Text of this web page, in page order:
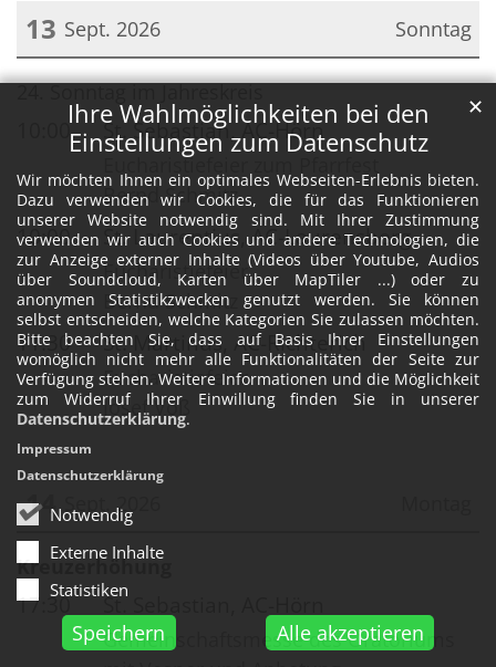
Ihre Wahlmöglichkeiten bei den
Einstellungen zum Datenschutz
Wir möchten Ihnen ein optimales Webseiten-Erlebnis bieten.
Dazu verwenden wir Cookies, die für das Funktionieren
unserer Website notwendig sind. Mit Ihrer Zustimmung
verwenden wir auch Cookies und andere Technologien, die
zur Anzeige externer Inhalte (Videos über Youtube, Audios
über Soundcloud, Karten über MapTiler ...) oder zu
anonymen Statistikzwecken genutzt werden. Sie können
selbst entscheiden, welche Kategorien Sie zulassen möchten.
Bitte beachten Sie, dass auf Basis Ihrer Einstellungen
womöglich nicht mehr alle Funktionalitäten der Seite zur
Verfügung stehen. Weitere Informationen und die Möglichkeit
zum Widerruf Ihrer Einwillung finden Sie in unserer
Datenschutzerklärung.
Notwendig
Externe Inhalte
Statistiken
Speichern Alle akzeptieren
✕
Impressum
Datenschutzerklärung
Sonntag
13 Sept. 2026
Datum: 13. September 2026
10:00 St. Sebastian, AC-Hörn
Eucharistiefeier zum Pfarrfest
Bernd Schmitz
10:00 St. Laurentius, AC-Laurensberg
Eucharistiefeier
Bernd Schmitz
11:30 St. Martinus, AC-Richterich
Eucharistiefeier
Josef Voß
14
Sept. 2026
Datum: 14. September 2026
Kreuzerhöhung
17:30 St. Sebastian, AC-Hörn
Gemeinschaftsmesse des Oratoriums